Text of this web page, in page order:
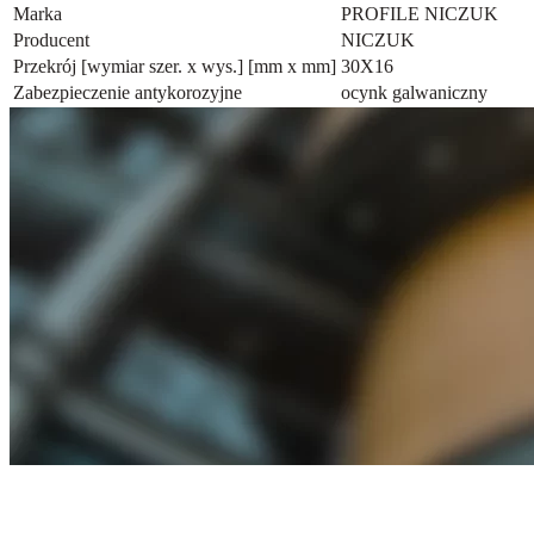
Marka
PROFILE NICZUK
Producent
NICZUK
Przekrój [wymiar szer. x wys.] [mm x mm] 30X16
Zabezpieczenie antykorozyjne
ocynk galwaniczny